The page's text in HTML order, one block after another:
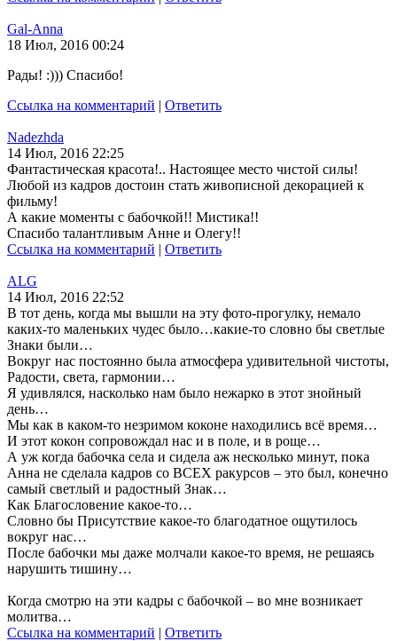
Gal-Anna
18 Июл, 2016 00:24
Рады! :))) Спасибо!
Ссылка на комментарий | Ответить
Nadezhda
14 Июл, 2016 22:25
Фантастическая красота!.. Настоящее место чистой силы!
Любой из кадров достоин стать живописной декорацией к
фильму!
А какие моменты с бабочкой!! Мистика!!
Спасибо талантливым Анне и Олегу!!
Ссылка на комментарий | Ответить
ALG
14 Июл, 2016 22:52
В тот день, когда мы вышли на эту фото-прогулку, немало
каких-то маленьких чудес было…какие-то словно бы светлые
Знаки были…
Вокруг нас постоянно была атмосфера удивительной чистоты,
Радости, света, гармонии…
Я удивлялся, насколько нам было нежарко в этот знойный
день…
Мы как в каком-то незримом коконе находились всё время…
И этот кокон сопровождал нас и в поле, и в роще…
А уж когда бабочка села и сидела аж несколько минут, пока
Анна не сделала кадров со ВСЕХ ракурсов – это был, конечно
самый светлый и радостный Знак…
Как Благословение какое-то…
Словно бы Присутствие какое-то благодатное ощутилось
вокруг нас…
После бабочки мы даже молчали какое-то время, не решаясь
нарушить тишину…
Когда смотрю на эти кадры с бабочкой – во мне возникает
молитва…
Ссылка на комментарий | Ответить